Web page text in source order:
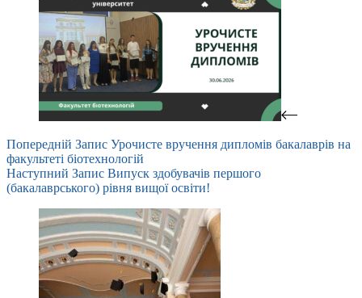
Попередній Запис Урочисте вручення дипломів бакалаврів на
факультеті біотехнологій
Наступний Запис Випуск здобувачів першого
(бакалаврського) рівня вищої освіти!